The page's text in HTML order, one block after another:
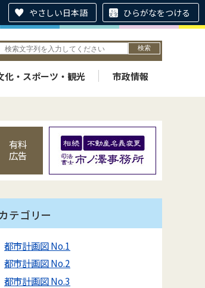
やさしい日本語 ひらがなをつける
化・スポーツ・観光 市政情報
有料
広告
カテゴリー
都市計画図 No.1
都市計画図 No.2
都市計画図 No.3